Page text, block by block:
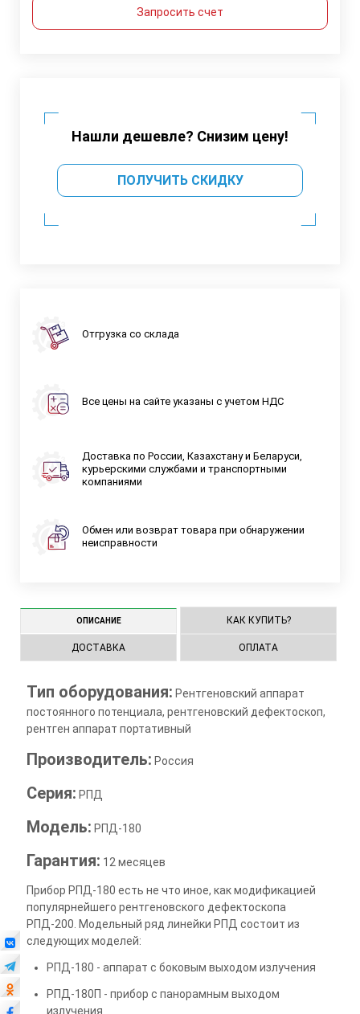
Запросить счет
Нашли дешевле? Снизим цену!
ПОЛУЧИТЬ СКИДКУ
Отгрузка со склада
Все цены на сайте указаны с учетом НДС
Доставка по России, Казахстану и Беларуси,
курьерскими службами и транспортными
компаниями
Обмен или возврат товара при обнаружении
неисправности
ОПИСАНИЕ КАК КУПИТЬ?
ДОСТАВКА ОПЛАТА
Тип оборудования: Рентгеновский аппарат
постоянного потенциала, рентгеновский дефектоскоп,
рентген аппарат портативный
Производитель: Россия
Серия: РПД
Модель: РПД-180
Гарантия: 12 месяцев
Прибор РПД-180 есть не что иное, как модификацией
популярнейшего рентгеновского дефектоскопа
РПД-200. Модельный ряд линейки РПД состоит из
следующих моделей:
РПД-180 - аппарат с боковым выходом излучения
РПД-180П - прибор с панорамным выходом
излучения